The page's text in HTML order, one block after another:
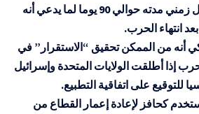
أمنيين بما في ذلك جدول زمني مدته حوالي 90 يوما لما يدعي أنه
انتهاء الحرب.
أنه من الممكن تحقيق “الاستقرار” في
إذا أطلقت الولايات المتحدة وإسرائيل
للتوقيع على اتفاقية التطبيع.
كحافز لإعادة إعمار القطاع من